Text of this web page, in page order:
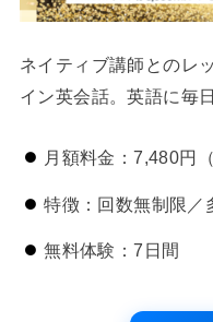
ネイティブ講師とのレ
イン英会話。英語に毎
月額料金：7,480円（
特徴：回数無制限／
無料体験：7日間